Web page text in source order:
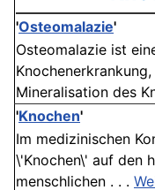
'Osteomalazie'
Osteomalazie ist
Mineralisation des
'Knochen'
Im medizinischen
\'Knochen\' auf den
menschlichen . . .